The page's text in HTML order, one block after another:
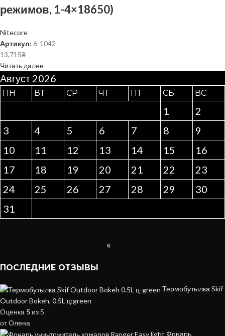
режимов, 1-4×18650)
Nitecore
Артикул: 6-1042
13,715₴
Читать далее
Август 2026
ПН ВТ СР ЧТ ПТ СБ ВС
1
2
3
4 5 6 7 8
9
10
11 12 13 14 15
16
17
18 19 20 21 22
23
24
25 26 27 28 29
30
31
«
ПОСЛЕДНИЕ ОТЗЫВЫ
Термобутылка Skif
Outdoor Bokeh, 0.5L ц:green
Оценка 5 из 5
от Олена
Фонарь